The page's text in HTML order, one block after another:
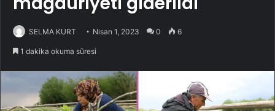
SELMA KURT Nisan 1, 2023 0 6
1 dakika okuma süresi